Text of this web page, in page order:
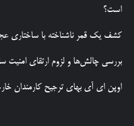
است؟
کشف یک قمر ناشناخته با ساختاری
بررسی چالش‌ها و لزوم ارتقای امنیت
اوپن ای آی بهای ترجیح کارمندان